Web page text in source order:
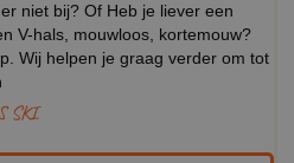
niet bij? Of Heb je liever een
V-hals, mouwloos, kortemouw?
Wij helpen je graag verder om tot
SKI